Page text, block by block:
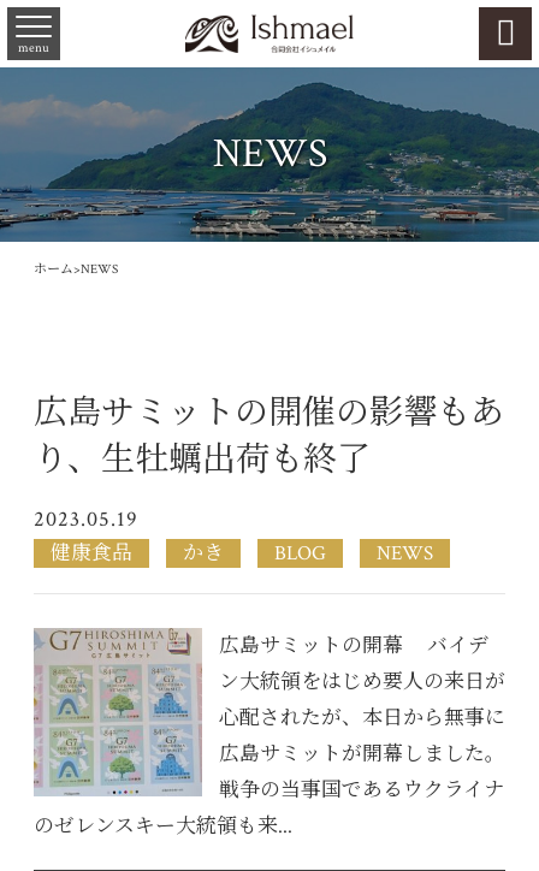
menu 
NEWS
ホーム>NEWS
広島サミットの開催の影響もあ
り、生牡蠣出荷も終了
2023.05.19
健康食品 かき BLOG NEWS
広島サミットの開幕 バイデ
ン大統領をはじめ要人の来日が
心配されたが、本日から無事に
広島サミットが開幕しました。
戦争の当事国であるウクライナ
のゼレンスキー大統領も来...